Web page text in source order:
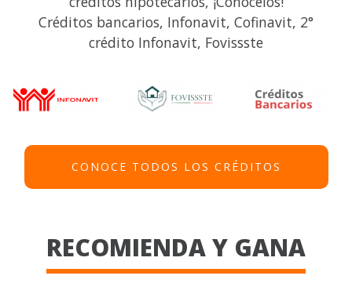
Créditos bancarios, Infonavit, Cofinavit, 2°
crédito Infonavit, Fovissste
CONOCE TODOS LOS CRÉDITOS
RECOMIENDA Y GANA